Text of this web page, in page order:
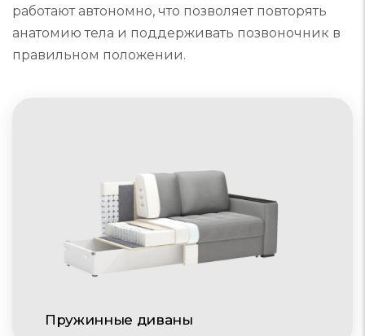
Пружинные диваны
работают автономно, что позволяет повторять
анатомию тела и поддерживать позвоночник в
правильном положении.